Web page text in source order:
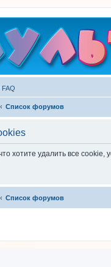
FAQ
Список форумов
хотите удалить все
Список форумов